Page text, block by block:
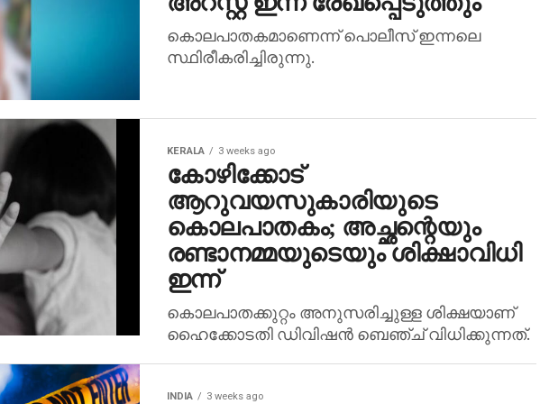
കൊലപാതകമാണെന്ന് പൊലീസ് ഇന്നലെ
സ്ഥിരീകരിച്ചിരുന്നു.
KERALA 3 weeks ago
കോഴിക്കോട്
ആറുവയസുകാരിയുടെ
കൊലപാതകം; അച്ഛന്റെയും
രണ്ടാനമ്മയുടെയും ശിക്ഷാവിധി
ഇന്ന്
കൊലപാതക്കുറ്റം അനുസരിച്ചുള്ള ശിക്ഷയാണ്
ഹൈക്കോടതി ഡിവിഷന്‍ ബെഞ്ച് വിധിക്കുന്നത്.
INDIA 3 weeks ago